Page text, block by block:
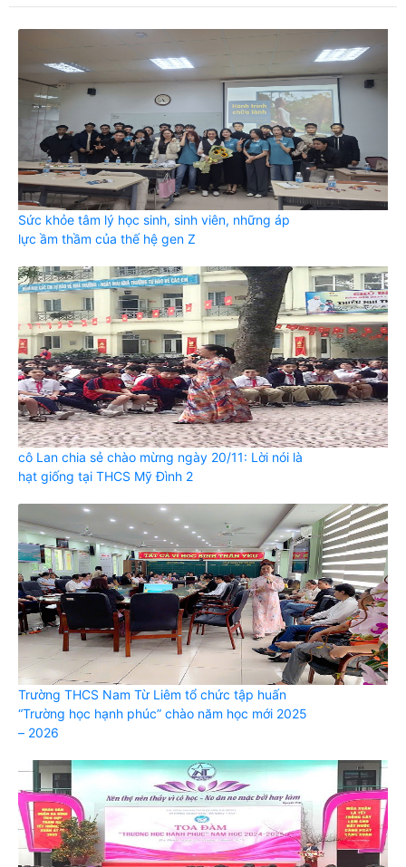
Sức khỏe tâm lý học sinh, sinh viên, những áp
lực ầm thầm của thế hệ gen Z
cô Lan chia sẻ chào mừng ngày 20/11: Lời nói là
hạt giống tại THCS Mỹ Đình 2
Trường THCS Nam Từ Liêm tổ chức tập huấn
“Trường học hạnh phúc” chào năm học mới 2025
– 2026